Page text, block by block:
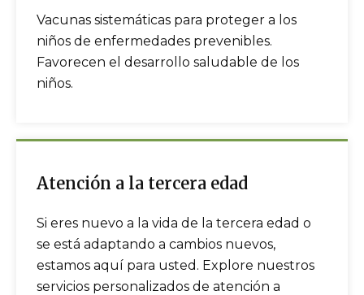
Vacunas sistemáticas para proteger a los
niños de enfermedades prevenibles.
Favorecen el desarrollo saludable de los
niños.
Atención a la tercera edad
Si eres nuevo a la vida de la tercera edad o
se está adaptando a cambios nuevos,
estamos aquí para usted. Explore nuestros
servicios personalizados de atención a